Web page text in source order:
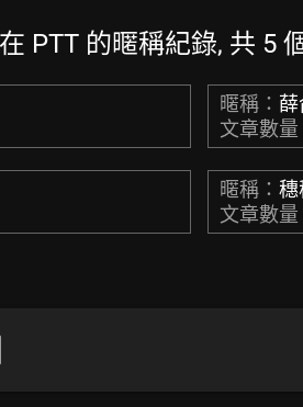
PTT 的暱稱紀錄, 共 5
暱稱： 薛
文章數量
暱稱： 穗
文章數量